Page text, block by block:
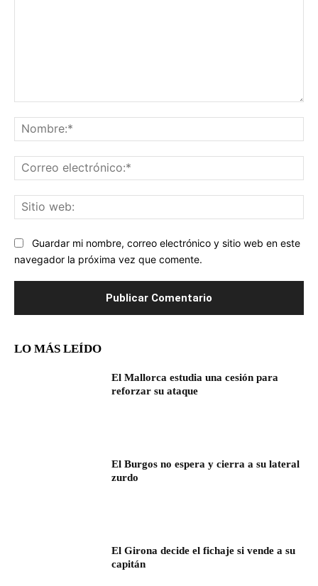
Guardar mi nombre, correo electrónico y sitio web en este
navegador la próxima vez que comente.
LO MÁS LEÍDO
El Mallorca estudia una cesión para
reforzar su ataque
El Burgos no espera y cierra a su lateral
zurdo
El Girona decide el fichaje si vende a su
capitán